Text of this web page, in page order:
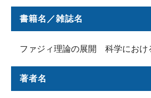
書籍名／雑誌名
ファジィ理論の展開 科学におけ
著者名